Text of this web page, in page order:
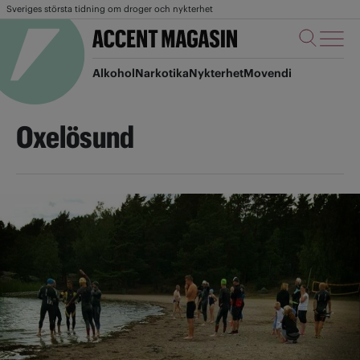
Sveriges största tidning om droger och nykterhet
AlkoholNarkotikaNykterhetMovendi
Oxelösund